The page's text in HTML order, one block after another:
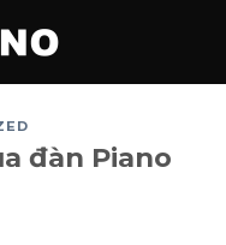
đàn Piano